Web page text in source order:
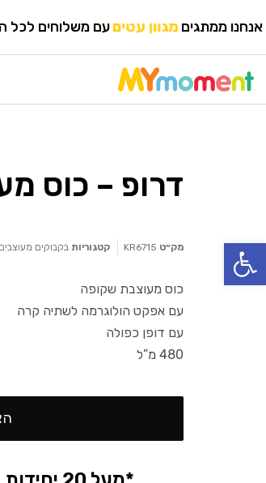
פתח סרגל נגישות
אנחנו ממתגים מגוון עטיםעם משלוחים לכל
דרופ – כוס
מק״ט KR6715 קטגוריות בקבוקים מעוצבים
כוס מעוצבת שקופה
עם אפקט הולוגרמה לשתיה קרה
עם דופן כפולה
480 מ”ל